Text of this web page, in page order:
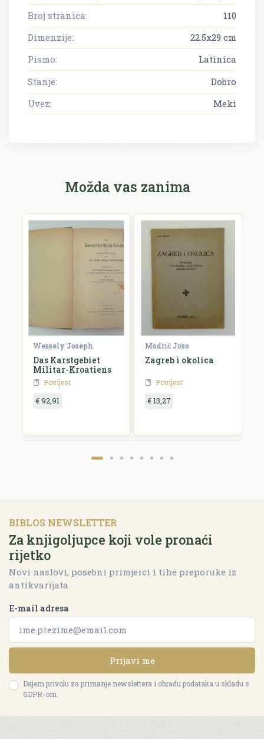
Broj stranica:
110
Dimenzije:
22.5x29 cm
Pismo:
Latinica
Stanje:
Dobro
Uvez:
Meki
Možda vas zanima
Wessely Joseph
Das Karstgebiet
Militar-Kroatiens
Povijest
€ 92,91
Modrić Joso
Zagreb i okolica
Povijest
€ 13,27
BIBLOS NEWSLETTER
Za knjigoljupce koji vole pronaći
rijetko
Novi naslovi, posebni primjerci i tihe preporuke iz
antikvarijata.
E-mail adresa
Prijavi me
Dajem privolu za primanje newslettera i obradu podataka u skladu s
GDPR-om.